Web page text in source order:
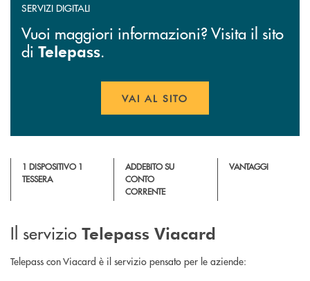
SERVIZI DIGITALI
Vuoi maggiori informazioni? Visita il sito
di Telepass.
VAI AL SITO
1 DISPOSITIVO 1
TESSERA
ADDEBITO SU
CONTO
CORRENTE
VANTAGGI
Il servizio Telepass Viacard
Telepass con Viacard è il servizio pensato per le aziende: